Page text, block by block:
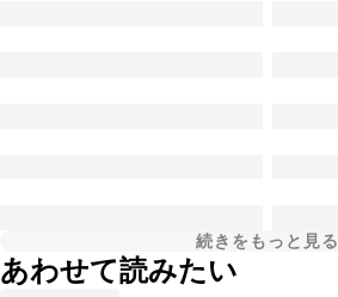
続きをもっと見る
あわせて読みたい